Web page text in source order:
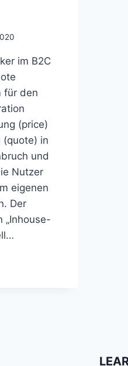
im B2C
für den
(price)
(quote) in
und
Nutzer
eigenen
Der
„Inhouse-